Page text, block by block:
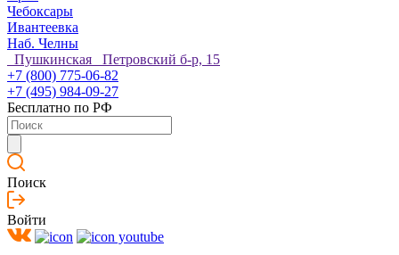
Чебоксары
Ивантеевка
Наб. Челны
Пушкинская Петровский б-р, 15
+7 (800) 775-06-82
+7 (495) 984-09-27
Бесплатно по РФ
Поиск
Войти